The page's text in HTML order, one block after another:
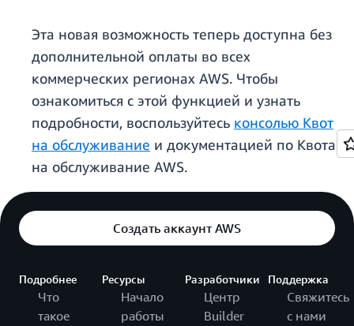
Эта новая возможность теперь доступна без
дополнительной оплаты во всех
коммерческих регионах AWS. Чтобы
ознакомиться с этой функцией и узнать
подробности, воспользуйтесь консолью Квот
на обслуживание и документацией по Квотам
на обслуживание AWS.
Создать аккаунт AWS
Подробнее
Что
такое
Ресурсы
Начало
работы
Разработчики
Центр
Builder
Поддержка
Свяжитесь
с нами